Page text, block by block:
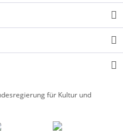
für Kultur und